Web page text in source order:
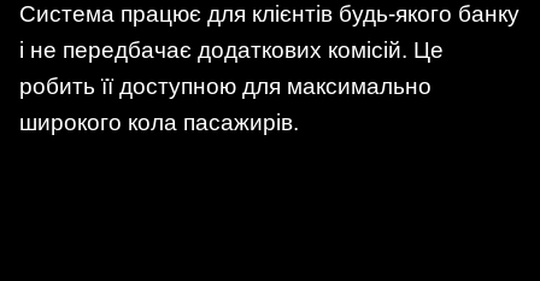
Система працює для клієнтів будь-якого банку
і не передбачає додаткових комісій. Це
робить її доступною для максимально
широкого кола пасажирів.